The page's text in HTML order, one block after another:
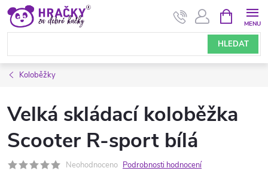
Přejít
obsah
HLEDAT
NÁKUPNÍ
KOŠÍK
Koloběžky
Velká skládací koloběžka
Scooter R-sport bílá
Neohodnoceno Podrobnosti hodnocení